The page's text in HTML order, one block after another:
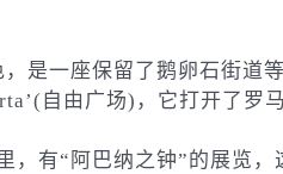
是一座保留了鹅卵石街道
自由广场)，它打开了
，有“阿巴纳之钟”的展览